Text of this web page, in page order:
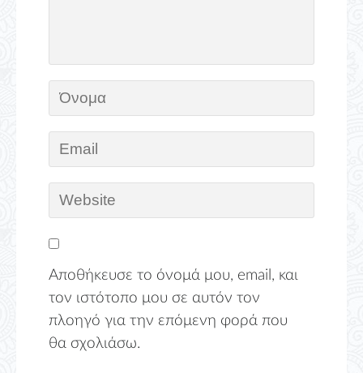
Αποθήκευσε το όνομά μου, email, και
τον ιστότοπο μου σε αυτόν τον
πλοηγό για την επόμενη φορά που
θα σχολιάσω.